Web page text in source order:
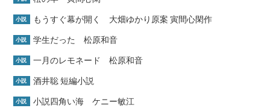
小説 もうすぐ幕が開く 大畑ゆかり原案 寅間心閑作
小説 学生だった 松原和音
小説 一月のレモネード 松原和音
小説 酒井聡 短編小説
小説 小説四角い海 ケニー敏江